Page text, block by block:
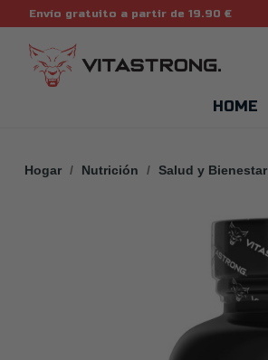
Envío gratuito a partir de 19.90 €
HOME
Hogar Nutrición Salud y Bienestar